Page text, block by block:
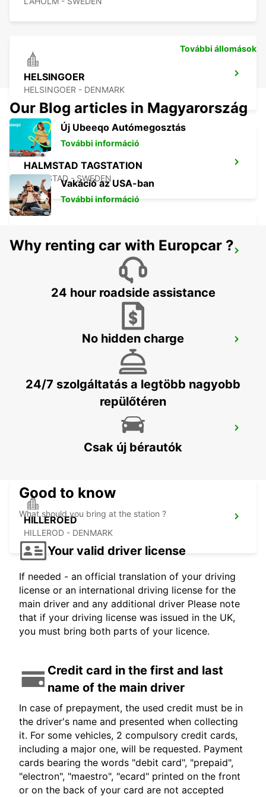
HELSINGOER
HELSINGOER - DENMARK
HALMSTAD TAGSTATION
HALMSTAD - SWEDEN
HALMSTAD
HALMSTAD AIRPORT
LANDSKRONA - SWEDEN
HILLEROED
HILLEROD - DENMARK
További állomások
Our Blog articles in Magyarország
Új Ubeeqo Autómegosztás
További információ
Vakáció az USA-ban
További információ
Why renting car with Europcar ?
24 hour roadside assistance
No hidden charge
24/7 szolgáltatás a legtöbb nagyobb
repülőtéren
Csak új bérautók
Good to know
What should you bring at the station ?
Your valid driver license
If needed - an official translation of your driving
license or an international driving license for the
main driver and any additional driver Please note
that if your driving license was issued in the UK,
you must bring both parts of your licence.
Credit card in the first and last
name of the main driver
In case of prepayment, the used credit must be in
the driver's name and presented when collecting
it. For some vehicles, 2 compulsory credit cards,
including a major one, will be requested. Payment
cards bearing the words "debit card", "prepaid",
"electron", "maestro", "ecard" printed on the front
or on the back of your card are not accepted